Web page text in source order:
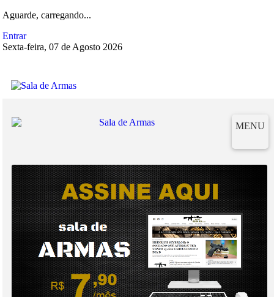
Aguarde, carregando...
Entrar
Sexta-feira, 07 de Agosto 2026
MENU